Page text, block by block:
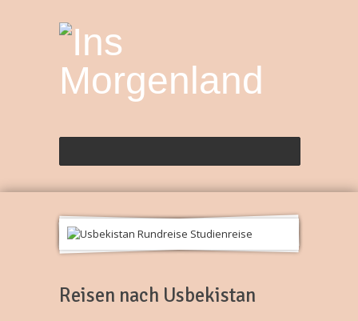
Reisen nach Usbekistan